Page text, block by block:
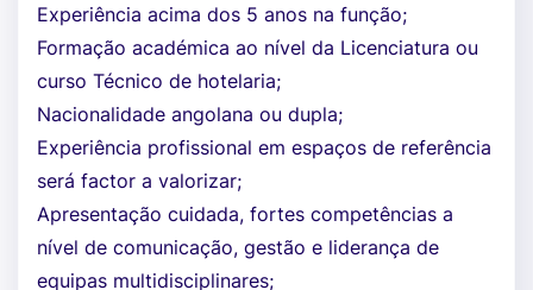
Experiência acima dos 5 anos na função;
Formação académica ao nível da Licenciatura ou
curso Técnico de hotelaria;
Nacionalidade angolana ou dupla;
Experiência profissional em espaços de referência
será factor a valorizar;
Apresentação cuidada, fortes competências a
nível de comunicação, gestão e liderança de
equipas multidisciplinares;